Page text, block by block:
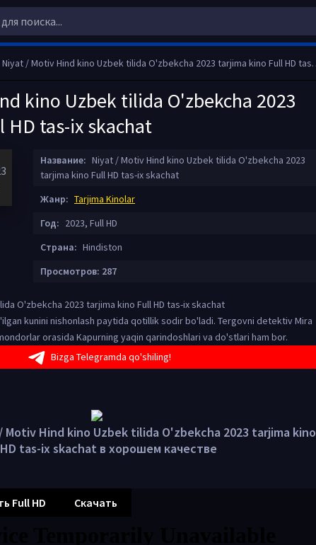
Niyat / Motiv Hind kino Uzbek tilida O'zbekcha 2023 tarjima kino Full HD tas-ix skachat
kino Uzbek tilida O'zbekcha 2023
tas-ix skachat
Название: Niyat / Motiv Hind kino Uzbek tilida O'zbekcha 2023
tarjima kino Full HD tas-ix skachat
Жанр: Tarjima Kinolar
Год: 2023, Full HD
Страна: Hindiston
Просмотров: 287
O'zbekcha 2023 tarjima kino Full HD tas-ix skachat
kunini nishonlash paytida qotillik sodir bo'ladi. Tergovni detektiv Mira
orasida Kapurning yaqin qarindoshlari va do'stlari ham bor.
Bizga Telegramda qo'shiling!
Motiv Hind kino Uzbek tilida O'zbekcha 2023 tarjima kino
tas-ix skachat в хорошем качестве
Full HD Скачать